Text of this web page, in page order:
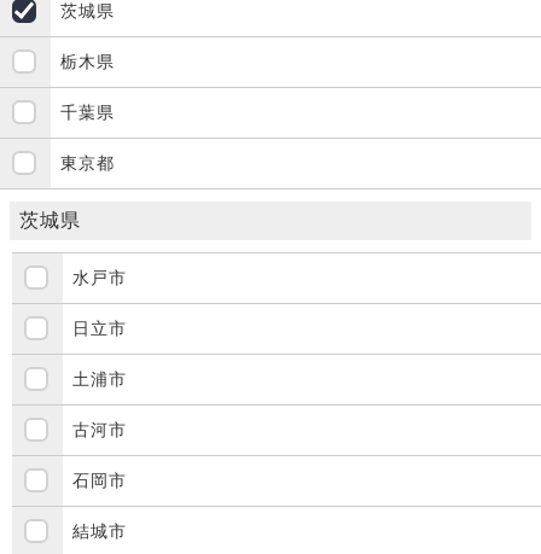
茨城県
栃木県
千葉県
東京都
茨城県
水戸市
日立市
土浦市
古河市
石岡市
結城市